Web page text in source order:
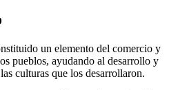
un elemento del comercio y
pueblos, ayudando al desarrollo y
culturas que los desarrollaron.